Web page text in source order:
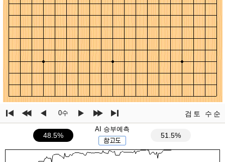
0수 검토 수순
48.5%
AI 승부예측
51.5%